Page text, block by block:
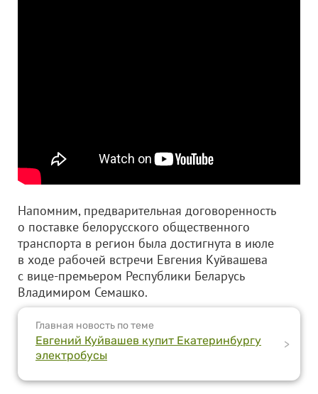
Напомним, предварительная договоренность
о поставке белорусского общественного
транспорта в регион была достигнута в июле
в ходе рабочей встречи Евгения Куйвашева
с вице-премьером Республики Беларусь
Владимиром Семашко.
Главная новость по теме
Евгений Куйвашев купит Екатеринбургу
электробусы
>